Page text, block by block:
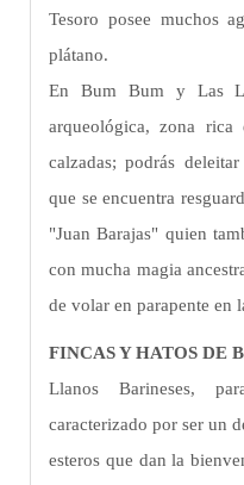
Tesoro posee muchos
plátano.
En Bum Bum y Las
arqueológica, zona
calzadas; podrás
que se encuentra
"Juan Barajas" quien
con mucha magia
de volar en parapente en
FINCAS Y HATOS DE
Llanos Barineses,
caracterizado por ser un
esteros que dan la